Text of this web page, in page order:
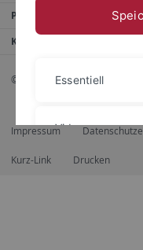
Portale
Kontaktinfo
© 2026 Eberhard Karls
Impressum
Kurz-Link Drucken
Essentiell
Videos